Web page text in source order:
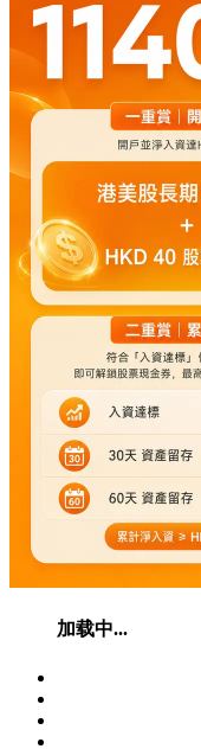
加载中...